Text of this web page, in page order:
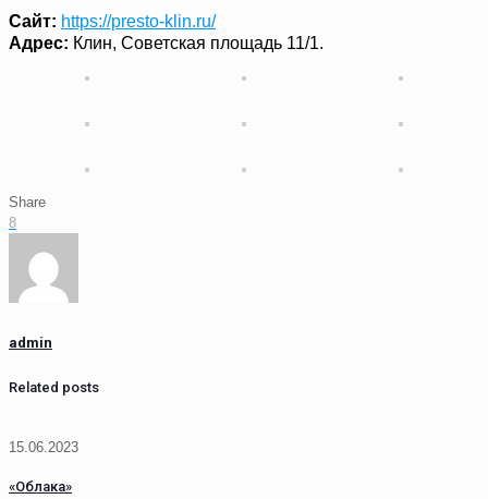
Сайт: https://presto-klin.ru/
Адрес: Клин, Советская площадь 11/1.
Share
8
admin
Related posts
15.06.2023
«Облака»